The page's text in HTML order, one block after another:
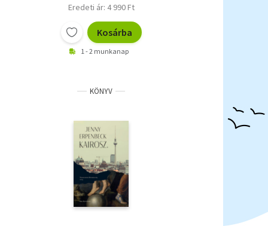
Eredeti ár: 4 990 Ft
Kosárba
1 - 2 munkanap
KÖNYV